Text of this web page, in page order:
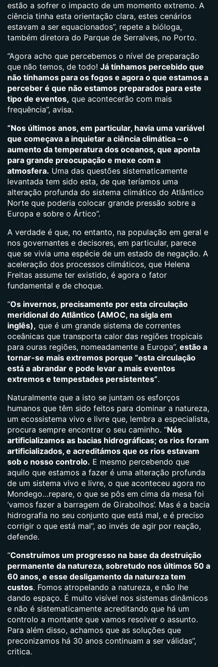
estão a sofrer o impacto de um momento extremo. A
ciência tinha esta orientação clara, estes cenários
estavam a ser equacionados”, repete a bióloga,
também diretora do Parque de Serralves, no Porto.
“Agora acho que percebemos o nível de preparação
que não temos, de todo! Já tínhamos percebido que
não tínhamos para os fogos e agora o que estamos a
perceber é que não estamos preparados para este
tipo de eventos, que acontecerão com mais
frequência”, avisa.
“Nos últimos anos, em particular, havia uma variável
que começava a inquietar a ciência climática – o
aumento da temperatura dos oceanos, que aponta
para grande preocupação e mexe com a
atmosfera. Uma das questões sistematicamente
levantada tem sido esta, de que teríamos uma
alteração profunda do sistema climático do Atlântico
Norte que poderia colocar grande pressão sobre a
Europa e sobre o Ártico”.
A verdade é que, no entanto, na população em geral e
nos governantes e decisores, em particular, parece
que se vivia uma espécie de um estado de negação. A
aceleração dos processos climáticos, que Helena
Freitas assume ter existido, é agora o fator
fundamental e de choque.
“Os invernos, precisamente por esta circulação
meridional do Atlântico (AMOC, na sigla em
inglês), que é um grande sistema de correntes
oceânicas que transporta calor das regiões tropicais
para ouras regiões, nomeadamente a Europa”, estão a
tornar-se mais extremos porque “esta circulação
está a abrandar e pode levar a mais eventos
extremos e tempestades persistentes”.
Naturalmente que a isto se juntam os esforços
humanos que têm sido feitos para dominar a natureza,
um ecossistema vivo e livre que, lembra a especialista,
procura sempre encontrar o seu caminho. “Nós
artificializamos as bacias hidrográficas; os rios foram
artificializados, e acreditámos que os rios estavam
sob o nosso controlo. E mesmo percebendo que
aquilo que estamos a fazer é uma alteração profunda
de um sistema vivo e livre, o que aconteceu agora no
Mondego…repare, o que se pôs em cima da mesa foi
‘vamos fazer a barragem de Girabolhos’. Mas é a bacia
hidrografia no seu conjunto que está mal, e é preciso
corrigir o que está mal”, ao invés de agir por reação,
defende.
“Construímos um progresso na base da destruição
permanente da natureza, sobretudo nos últimos 50 a
60 anos, e esse desligamento da natureza tem
custos. Fomos atropelando a natureza, e não lhe
dando espaço. É muito visível nos sistemas dinâmicos
e não é sistematicamente acreditando que há um
controlo a montante que vamos resolver o assunto.
Para além disso, achamos que as soluções que
preconizamos há 30 anos continuam a ser válidas”,
critica.